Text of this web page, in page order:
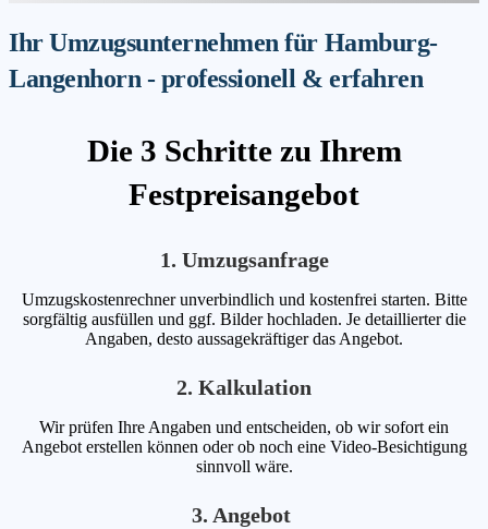
Ihr Umzugsunternehmen für Hamburg-
Langenhorn - professionell & erfahren
Die 3 Schritte zu Ihrem
Festpreisangebot
1. Umzugsanfrage
Umzugskostenrechner unverbindlich und kostenfrei starten. Bitte
sorgfältig ausfüllen und ggf. Bilder hochladen. Je detaillierter die
Angaben, desto aussagekräftiger das Angebot.
2. Kalkulation
Wir prüfen Ihre Angaben und entscheiden, ob wir sofort ein
Angebot erstellen können oder ob noch eine Video-Besichtigung
sinnvoll wäre.
3. Angebot